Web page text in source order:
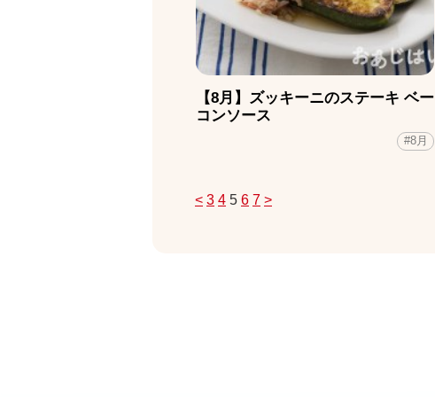
【8月】ズッキーニのステーキ ベー
コンソース
#8月
< 3 4 5 6 7 >